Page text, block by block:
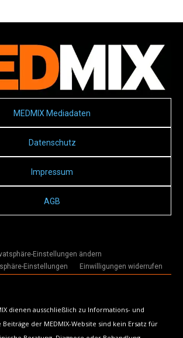
MEDMIX Mediadaten
Datenschutz
Impressum
AGB
Einstellungen ändern
Einstellungen
Einwilligungen widerrufen
dienen ausschließlich zu Informations- und
der MEDMIX-Website sind kein Ersatz für